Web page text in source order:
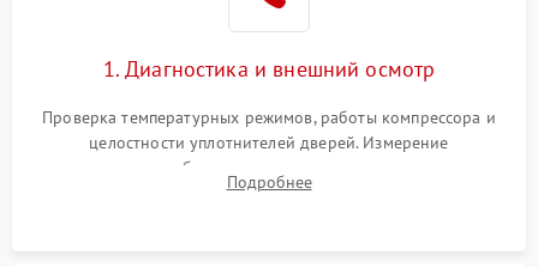
работе
2000 ₽ Подробнее →
1000 ₽
1. Диагностика и внешний осмотр
Проверка температурных режимов, работы компрессора и
целостности уплотнителей дверей. Измерение
сопротивления обмоток мотора, проверка термостата и
считывание кодов ошибок с электронного дисплея.
Подробнее